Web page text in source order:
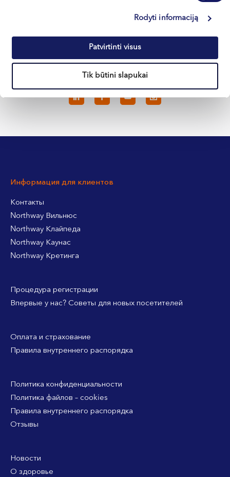
Rodyti informaciją
Patvirtinti visus
Tik būtini slapukai
+370 633 30 303
Информация для клиентов
Контакты
Northway Вильнюс
Northway Клайпеда
Northway Каунас
Northway Кретинга
Процедура регистрации
Впервые у нас? Советы для новых посетителей
Оплата и страхование
Правила внутреннего распорядка
Политика конфиденциальности
Политика файлов – cookies
Правила внутреннего распорядка
Отзывы
Новости
О здоровье